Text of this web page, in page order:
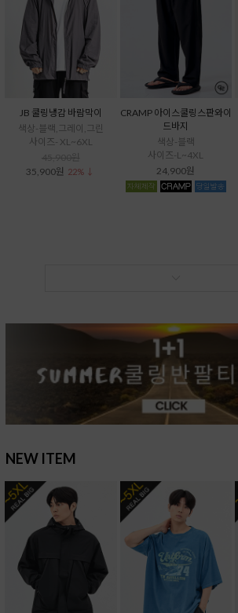
JB 쿨링냉감 바람막이
색상-블랙,그레이,그린
사이즈- XL~6XL
35,900원 22% ↓
CRAMP 아이스쿨링스판와이
드바지
색상-블랙
사이즈-L~4XL
24,900원
NEW ITEM